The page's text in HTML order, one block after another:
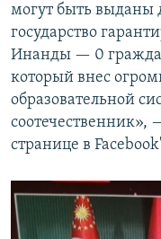
могут быть выданы
государство
Инанды — 0
который внес
образовательной
соотечественник»,
странице в